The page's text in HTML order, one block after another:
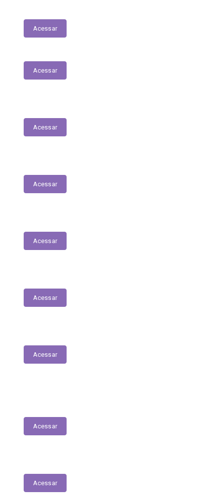
Acessar
Acessar
Acessar
Acessar
Acessar
Acessar
Acessar
Acessar
Acessar